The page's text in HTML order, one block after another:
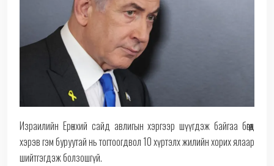
Израилийн Ерөнхий сайд авлигын хэргээр шүүгдэж байгаа бөгөөд
хэрэв гэм буруутай нь тогтоогдвол 10 хүртэлх жилийн хорих ялаар
шийтгэгдэж болзошгүй.